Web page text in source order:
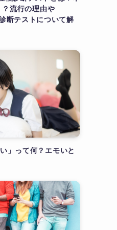
流行の理由や
テストについて解
」って何？エモいと